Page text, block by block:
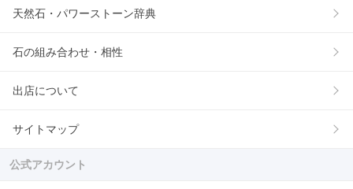
天然石・パワーストーン辞典
石の組み合わせ・相性
出店について
サイトマップ
公式アカウント